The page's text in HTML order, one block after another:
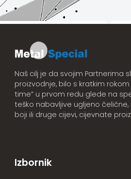
Naš cilj je da svojim Partnerima
proizvodnje, bilo s kratkim
time” u prvom redu glede na
teško nabavljive ugljeno čelične,
boji ili druge cijevi, cijevnate
Izbornik